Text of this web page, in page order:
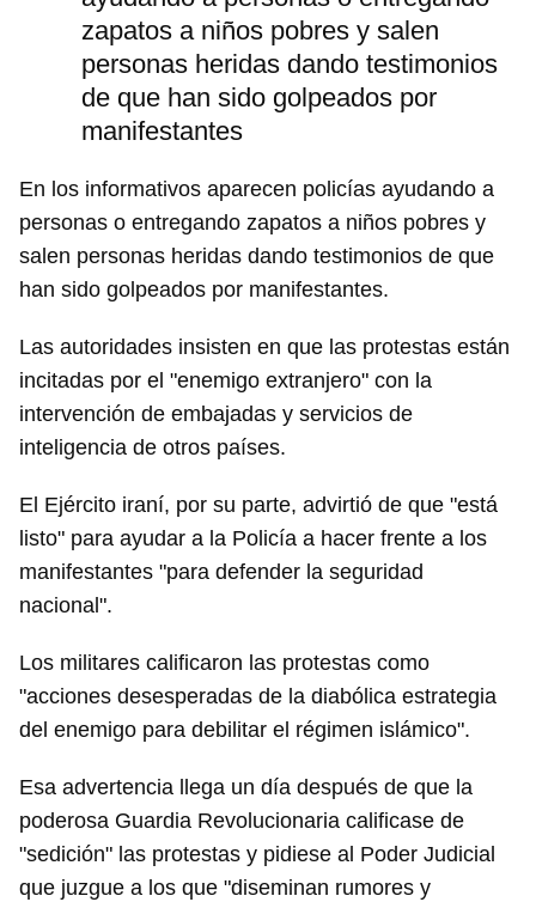
Guardar como favorito
Para poder guardar como favorito, primero has de
iniciar sesión con tu cuenta de 14ymedio.
zapatos a niños pobres y salen
personas heridas dando testimonios
de que han sido golpeados por
manifestantes
En los informativos aparecen policías ayudando a
personas o entregando zapatos a niños pobres y
salen personas heridas dando testimonios de que
han sido golpeados por manifestantes.
Las autoridades insisten en que las protestas están
incitadas por el "enemigo extranjero" con la
intervención de embajadas y servicios de
inteligencia de otros países.
El Ejército iraní, por su parte, advirtió de que "está
listo" para ayudar a la Policía a hacer frente a los
manifestantes "para defender la seguridad
nacional".
Los militares calificaron las protestas como
"acciones desesperadas de la diabólica estrategia
del enemigo para debilitar el régimen islámico".
Esa advertencia llega un día después de que la
poderosa Guardia Revolucionaria calificase de
"sedición" las protestas y pidiese al Poder Judicial
que juzgue a los que "diseminan rumores y